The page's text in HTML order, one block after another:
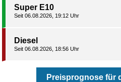
Super E10
Seit 06.08.2026, 19:12 Uhr
Diesel
Seit 06.08.2026, 18:56 Uhr
Preisprognose für